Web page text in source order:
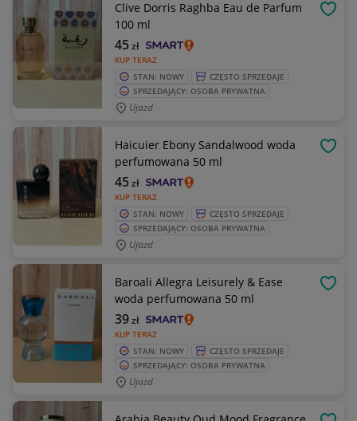
Clive Dorris Raghba Eau de Parfum
100 ml
KUP TERAZ
45zł
STAN: NOWY
CZĘSTO SPRZEDAJE
SPRZEDAJĄCY: OSOBA PRYWATNA
Ujazd
Haicuier Ebony Sandalwood woda
perfumowana 50 ml
KUP TERAZ
45zł
STAN: NOWY
CZĘSTO SPRZEDAJE
SPRZEDAJĄCY: OSOBA PRYWATNA
Ujazd
Baroali Allegra Leisurely & Ease
woda perfumowana 50 ml
KUP TERAZ
39zł
STAN: NOWY
CZĘSTO SPRZEDAJE
SPRZEDAJĄCY: OSOBA PRYWATNA
Ujazd